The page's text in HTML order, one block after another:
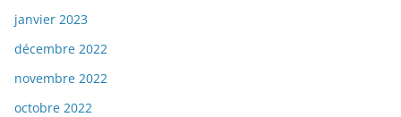
janvier 2023
décembre 2022
novembre 2022
octobre 2022